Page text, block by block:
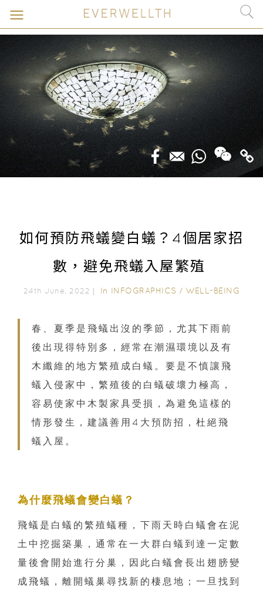
如何預防飛蟻變白蟻？4個居家招
數，避免飛蟻入屋繁殖
24th June, 2022｜ In INFOGRAPHICS / WELL-BEING
春、夏季是飛蟻出沒的季節，尤其下雨前
後出現得特別多，經常在潮濕環境以及有
木纖維的地方繁殖成白蟻。要是不慎讓飛
蟻入侵家中，繁殖後的白蟻破壞力極高，
容易使家中木製家具受損，為避免這樣的
情形發生，建議善用4大預防招，杜絕飛
蟻入屋。
為什麼飛蟻會變白蟻？
飛蟻是白蟻的繁殖蟻種，下雨天時白蟻會在泥
土中挖掘築巢，通常在一大群白蟻到達一定數
量後會開始進行分巢，因此白蟻會長出翅膀變
成飛蟻，離開蟻巢尋找新的棲息地；一旦找到